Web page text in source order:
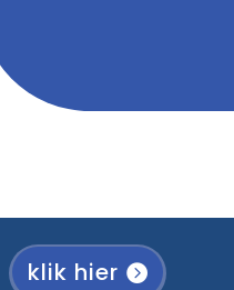
klik hier